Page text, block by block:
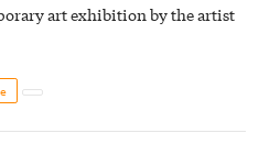
art exhibition by the artist